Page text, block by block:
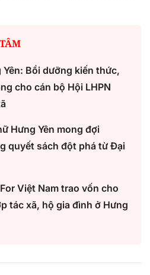
Yên: Bồi dưỡng kiến thức,
cho cán bộ Hội LHPN
Hưng Yên mong đợi
quyết sách đột phá từ Đại
Việt Nam trao vốn cho
tác xã, hộ gia đình ở Hưng